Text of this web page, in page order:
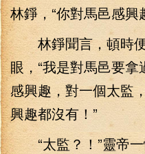
林錚，“你對馬邑感興
林錚聞言，頓時便
眼，“我是對馬邑要
感興趣，對一個太監
興趣都沒有！”
“太監？！”靈帝一